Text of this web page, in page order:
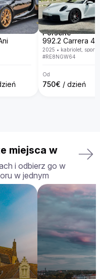
wybrałeś – w idealnym
komfortowy,
potrzeb.
Aston Martin
Porsche
2025 • kabriolet, sport
#RE8NGW64
Od
750€ / dzień
miejsca w
i odbierz go w
w jednym